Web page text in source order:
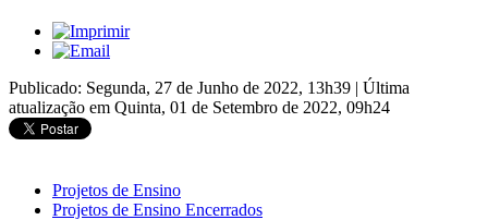
Publicado: Segunda, 27 de Junho de 2022, 13h39 | Última
atualização em Quinta, 01 de Setembro de 2022, 09h24
Projetos de Ensino
Projetos de Ensino Encerrados